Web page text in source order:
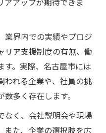
業界内での実績やプロジ
リア支援制度の有無、働
す。実際、名古屋市には
われる企業や、社員の挑
多く存在します。
なく、会社説明会や現場
また、企業の選択肢を広